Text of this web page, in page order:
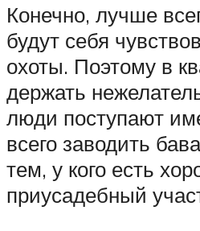
Конечно, лучше
будут себя
охоты. Поэтому в
держать
люди поступают
всего заводить
тем, у кого есть
приусадебный